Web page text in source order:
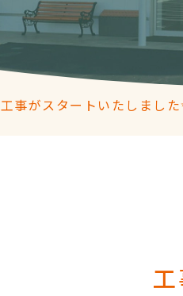
工事がスタートいたしました